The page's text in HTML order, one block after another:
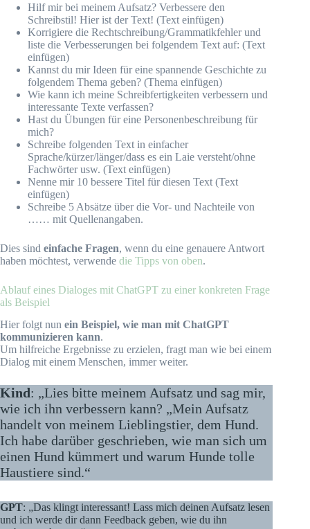
Hilf mir bei meinem Aufsatz? Verbessere den
Schreibstil! Hier ist der Text! (Text einfügen)
Korrigiere die Rechtschreibung/Grammatikfehler und
liste die Verbesserungen bei folgendem Text auf: (Text
einfügen)
Kannst du mir Ideen für eine spannende Geschichte zu
folgendem Thema geben? (Thema einfügen)
Wie kann ich meine Schreibfertigkeiten verbessern und
interessante Texte verfassen?
Hast du Übungen für eine Personenbeschreibung für
mich?
Schreibe folgenden Text in einfacher
Sprache/kürzer/länger/dass es ein Laie versteht/ohne
Fachwörter usw. (Text einfügen)
Nenne mir 10 bessere Titel für diesen Text (Text
einfügen)
Schreibe 5 Absätze über die Vor- und Nachteile von
…… mit Quellenangaben.
Dies sind einfache Fragen, wenn du eine genauere Antwort
haben möchtest, verwende die Tipps von oben.
Ablauf eines Dialoges mit ChatGPT zu einer konkreten Frage
als Beispiel
Hier folgt nun ein Beispiel, wie man mit ChatGPT
kommunizieren kann.
Um hilfreiche Ergebnisse zu erzielen, fragt man wie bei einem
Dialog mit einem Menschen, immer weiter.
Kind: „Lies bitte meinem Aufsatz und sag mir,
wie ich ihn verbessern kann? „Mein Aufsatz
handelt von meinem Lieblingstier, dem Hund.
Ich habe darüber geschrieben, wie man sich um
einen Hund kümmert und warum Hunde tolle
Haustiere sind.“
GPT: „Das klingt interessant! Lass mich deinen Aufsatz lesen
und ich werde dir dann Feedback geben, wie du ihn